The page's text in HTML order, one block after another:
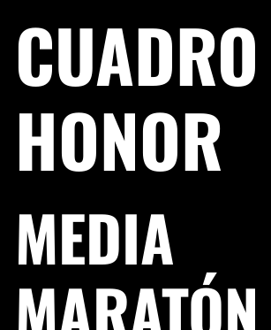
HONOR
MEDIA
MARATÓN